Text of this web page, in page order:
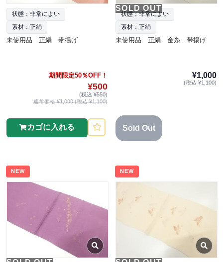
状態：非常によい
素材：正絹
未使用品 正絹 帯揚げ
期間限定50％OFF！
¥500
(税込 ¥550)
通常価格 ¥1,000 (税込 ¥1,100)
カゴに入れる
SOLD OUT
状態：非常によい
素材：正絹
未使用品 正絹 金糸 帯揚げ
¥1,000
(税込 ¥1,100)
Sold Out
NEW NEW